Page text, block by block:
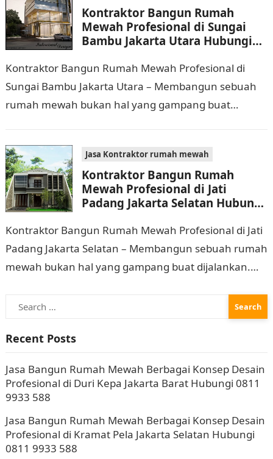
Kontraktor Bangun Rumah
Mewah Profesional di Sungai
Bambu Jakarta Utara Hubungi
Kontraktor Bangun Rumah Mewah Profesional di
Sungai Bambu Jakarta Utara – Membangun sebuah
rumah mewah bukan hal yang gampang buat
Jasa Kontraktor rumah mewah
Kontraktor Bangun Rumah
Mewah Profesional di Jati
Padang Jakarta Selatan Hubungi
Kontraktor Bangun Rumah Mewah Profesional di Jati
Padang Jakarta Selatan – Membangun sebuah rumah
mewah bukan hal yang gampang buat dijalankan.
cukup…
Search
for:
Recent Posts
Jasa Bangun Rumah Mewah Berbagai Konsep Desain
Profesional di Duri Kepa Jakarta Barat Hubungi 0811
9933 588
Jasa Bangun Rumah Mewah Berbagai Konsep Desain
Profesional di Kramat Pela Jakarta Selatan Hubungi
0811 9933 588